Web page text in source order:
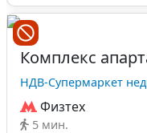
Комплекс
НДВ-Супермаркет
Физтех
5 мин.